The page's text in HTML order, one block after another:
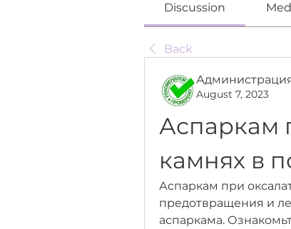
Discussion
Back
August 7, 2023
Аспаркам
камнях в
Аспаркам при
предотвращения и
аспаркама.